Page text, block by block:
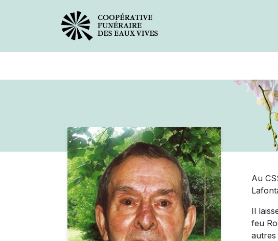
Au
Il
feu
autres